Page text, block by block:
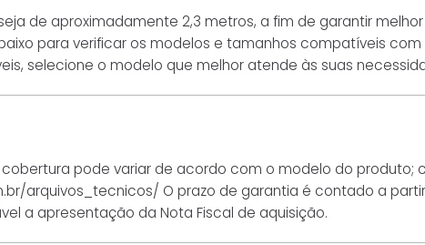
de aproximadamente 2,3 metros, a fim de garantir
para verificar os modelos e tamanhos compatíveis
selecione o modelo que melhor atende às suas
pode variar de acordo com o modelo do
arquivos_tecnicos/ O prazo de garantia é contado a
a apresentação da Nota Fiscal de aquisição.